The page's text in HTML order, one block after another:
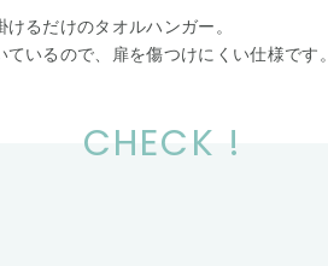
るだけのタオルハンガー。
いるので、扉を傷つけにくい仕様です。
CHECK !